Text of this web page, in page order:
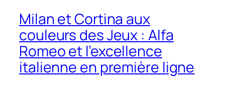
Milan et Cortina aux
couleurs des Jeux : Alfa
Romeo et l’excellence
italienne en première ligne